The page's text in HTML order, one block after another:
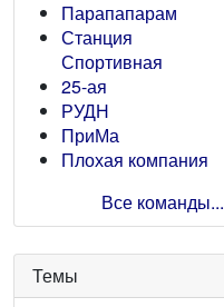
Парапапарам
Станция
Спортивная
25-ая
РУДН
ПриМа
Плохая компания
Все команды...
Темы